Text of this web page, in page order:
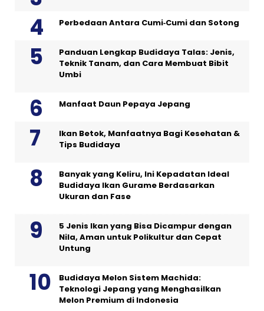
Perbedaan Antara Cumi‑Cumi dan Sotong
Panduan Lengkap Budidaya Talas: Jenis,
Teknik Tanam, dan Cara Membuat Bibit
Umbi
Manfaat Daun Pepaya Jepang
Ikan Betok, Manfaatnya Bagi Kesehatan &
Tips Budidaya
Banyak yang Keliru, Ini Kepadatan Ideal
Budidaya Ikan Gurame Berdasarkan
Ukuran dan Fase
5 Jenis Ikan yang Bisa Dicampur dengan
Nila, Aman untuk Polikultur dan Cepat
Untung
Budidaya Melon Sistem Machida:
Teknologi Jepang yang Menghasilkan
Melon Premium di Indonesia